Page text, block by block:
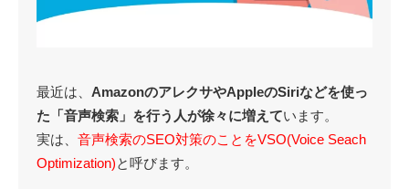
最近は、 AmazonのアレクサやAppleのSiriなどを使っ
た「音声検索」を行う人が徐々に増えています。
実は、 音声検索のSEO対策のことをVSO(Voice Seach
Optimization)と呼びます。